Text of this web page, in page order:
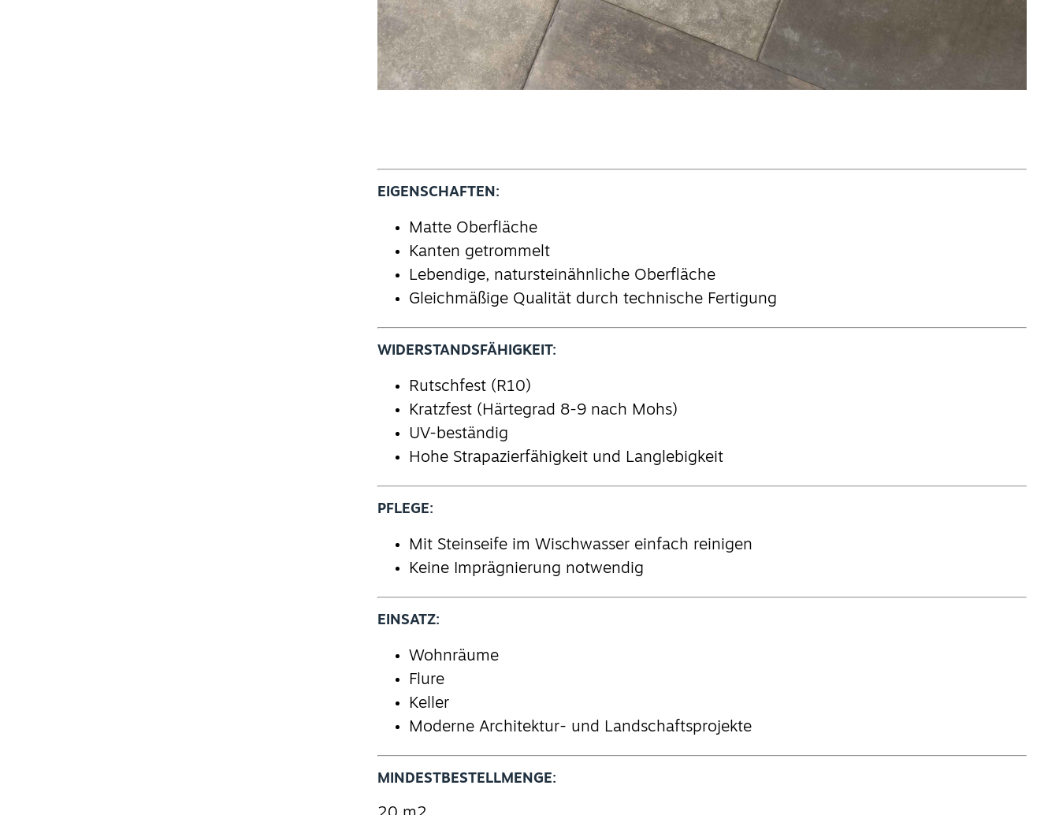
EIGENSCHAFTEN:
Matte Oberfläche
Kanten getrommelt
Lebendige, natursteinähnliche Oberfläche
Gleichmäßige Qualität durch technische Fertigung
WIDERSTANDSFÄHIGKEIT:
Rutschfest (R10)
Kratzfest (Härtegrad 8-9 nach Mohs)
UV-beständig
Hohe Strapazierfähigkeit und Langlebigkeit
PFLEGE:
Mit Steinseife im Wischwasser einfach reinigen
Keine Imprägnierung notwendig
EINSATZ:
Wohnräume
Flure
Keller
Moderne Architektur- und Landschaftsprojekte
MINDESTBESTELLMENGE: